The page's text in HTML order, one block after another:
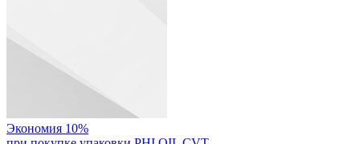
Экономия 10%